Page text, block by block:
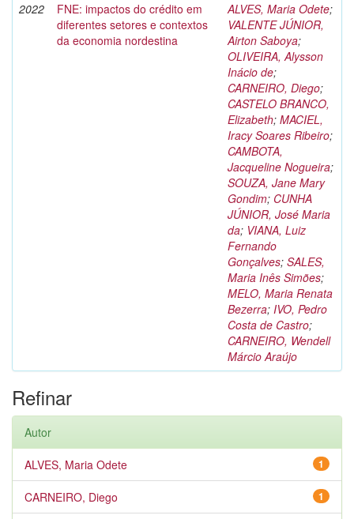
2022
FNE: impactos do crédito em
diferentes setores e contextos
da economia nordestina
ALVES, Maria Odete;
VALENTE JÚNIOR,
Airton Saboya;
OLIVEIRA, Alysson
Inácio de;
CARNEIRO, Diego;
CASTELO BRANCO,
Elizabeth; MACIEL,
Iracy Soares Ribeiro;
CAMBOTA,
Jacqueline Nogueira;
SOUZA, Jane Mary
Gondim; CUNHA
JÚNIOR, José Maria
da; VIANA, Luiz
Fernando
Gonçalves; SALES,
Maria Inês Simões;
MELO, Maria Renata
Bezerra; IVO, Pedro
Costa de Castro;
CARNEIRO, Wendell
Márcio Araújo
Refinar
Autor
1
ALVES, Maria Odete
1
CARNEIRO, Diego